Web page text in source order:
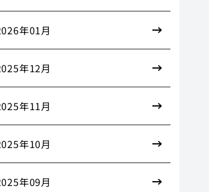
年01月
年12月
年11月
年10月
年09月